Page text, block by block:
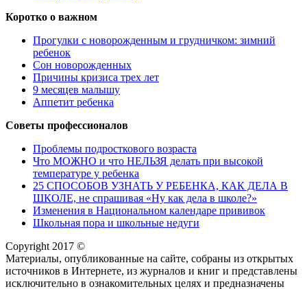
Коротко о важном
Прогулки с новорожденным и грудничком: зимний
ребенок
Сон новорожденных
Причины кризиса трех лет
9 месяцев малышу
Аппетит ребенка
Советы профессионалов
Проблемы подросткового возраста
Что МОЖНО и что НЕЛЬЗЯ делать при высокой
температуре у ребенка
25 СПОСОБОВ УЗНАТЬ У РЕБЕНКА, КАК ДЕЛА В
ШКОЛЕ, не спрашивая «Ну как дела в школе?»
Изменения в Национальном календаре прививок
Школьная пора и школьные недуги
Copyright 2017 ©
Материалы, опубликованные на сайте, собраны из открытых
источников в Интернете, из журналов и книг и представлены
исключительно в ознакомительных целях и предназначены